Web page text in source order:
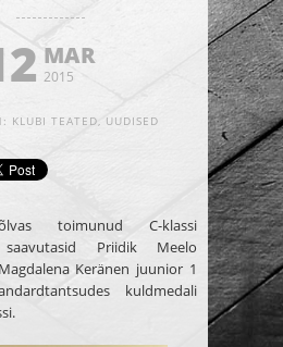
MAR
2015
KLUBI TEATED, UUDISED
toimunud C-klassi
saavutasid Priidik Meelo
Keränen juunior 1
kuldmedali